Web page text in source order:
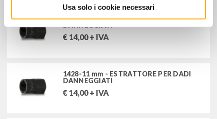
Usa solo i cookie necessari
1428-10 mm - ESTRATTORE PER DADI
DANNEGGIATI
€ 14,00+ IVA
1428-11 mm - ESTRATTORE PER DADI
DANNEGGIATI
€ 14,00+ IVA